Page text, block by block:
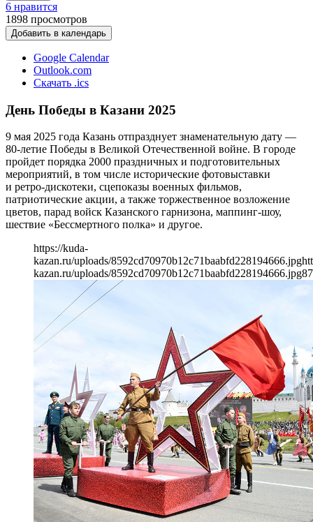
6 нравится
1898 просмотров
Добавить в календарь
Google Calendar
Outlook.com
Скачать .ics
День Победы в Казани 2025
9 мая 2025 года Казань отпразднует знаменательную дату —
80-летие Победы в Великой Отечественной войне. В городе
пройдет порядка 2000 праздничных и подготовительных
мероприятий, в том числе исторические фотовыставки
и ретро-дискотеки, сцепоказы военных фильмов,
патриотические акции, а также торжественное возложение
цветов, парад войск Казанского гарнизона, маппинг-шоу,
шествие «Бессмертного полка» и другое.
https://kuda-
kazan.ru/uploads/8592cd70970b12c71baabfd228194666.jpg
kazan.ru/uploads/8592cd70970b12c71baabfd228194666.jpg